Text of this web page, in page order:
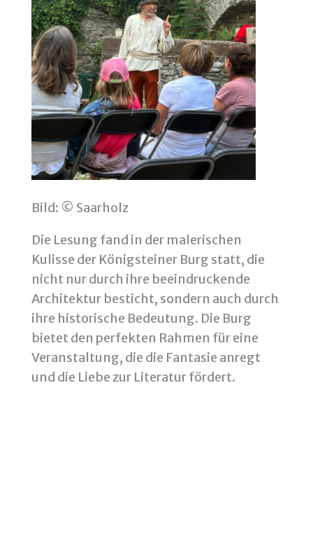
Bild: © Saarholz
Die Lesung fand in der malerischen
Kulisse der Königsteiner Burg statt, die
nicht nur durch ihre beeindruckende
Architektur besticht, sondern auch durch
ihre historische Bedeutung. Die Burg
bietet den perfekten Rahmen für eine
Veranstaltung, die die Fantasie anregt
und die Liebe zur Literatur fördert.